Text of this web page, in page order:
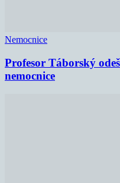
Nemocnice
Profesor Táborský
nemocnice